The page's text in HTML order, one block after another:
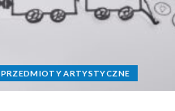
PRZEDMIOTY ARTYSTYCZNE